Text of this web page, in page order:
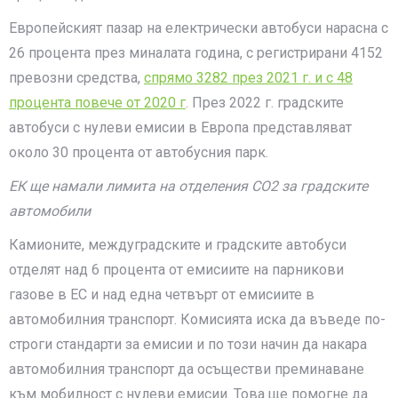
Европейският пазар на електрически автобуси нарасна с
26 процента през миналата година, с регистрирани 4152
превозни средства, спрямо 3282 през 2021 г. и с 48
процента повече от 2020 г. През 2022 г. градските
автобуси с нулеви емисии в Европа представляват
около 30 процента от автобусния парк.
ЕК ще намали лимита на отделения CO2 за градските
автомобили
Камионите, междуградските и градските автобуси
отделят над 6 процента от емисиите на парникови
газове в ЕС и над една четвърт от емисиите в
автомобилния транспорт. Комисията иска да въведе по-
строги стандарти за емисии и по този начин да накара
автомобилния транспорт да осъществи преминаване
към мобилност с нулеви емисии. Това ще помогне да